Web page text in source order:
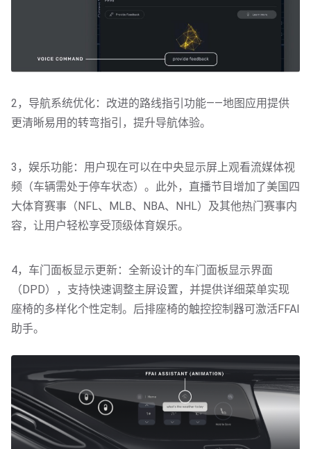
2，导航系统优化：改进的路线指引功能——地图应用提供
更清晰易用的转弯指引，提升导航体验。
3，娱乐功能：用户现在可以在中央显示屏上观看流媒体视
频（车辆需处于停车状态）。此外，直播节目增加了美国四
大体育赛事（NFL、MLB、NBA、NHL）及其他热门赛事内
容，让用户轻松享受顶级体育娱乐。
4，车门面板显示更新：全新设计的车门面板显示界面
（DPD），支持快速调整主屏设置，并提供详细菜单实现
座椅的多样化个性定制。后排座椅的触控控制器可激活FFAI
助手。